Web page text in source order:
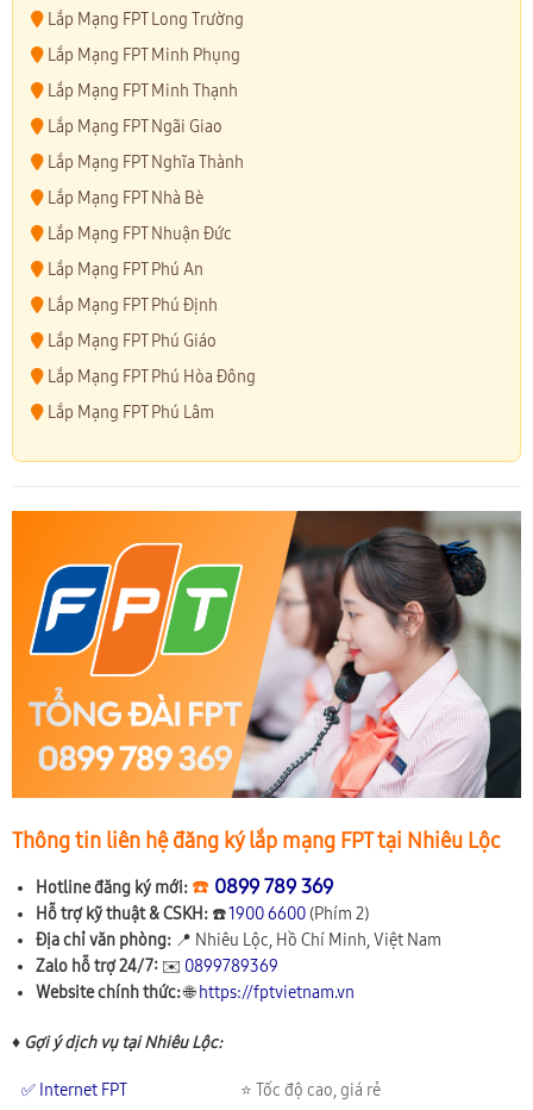
Lắp Mạng FPT Long Trường
Lắp Mạng FPT Minh Phụng
Lắp Mạng FPT Minh Thạnh
Lắp Mạng FPT Ngãi Giao
Lắp Mạng FPT Nghĩa Thành
Lắp Mạng FPT Nhà Bè
Lắp Mạng FPT Nhuận Đức
Lắp Mạng FPT Phú An
Lắp Mạng FPT Phú Định
Lắp Mạng FPT Phú Giáo
Lắp Mạng FPT Phú Hòa Đông
Lắp Mạng FPT Phú Lâm
Thông tin liên hệ đăng ký lắp mạng FPT tại Nhiêu Lộc
Hotline đăng ký mới: ☎️ 0899 789 369
Hỗ trợ kỹ thuật & CSKH: ☎️1900 6600 (Phím 2)
Địa chỉ văn phòng: 📍 Nhiêu Lộc, Hồ Chí Minh, Việt Nam
Zalo hỗ trợ 24/7: ✉️ 0899789369
Website chính thức:🌐 https://fptvietnam.vn
♦ Gợi ý dịch vụ tại Nhiêu Lộc:
✅ Internet FPT ⭐ Tốc độ cao, giá rẻ